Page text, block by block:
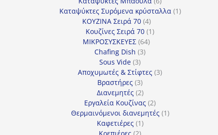
προϊόντα
Καταψύκτες Συρόμενα κρύσταλλα 11
ΚΟΥΖΙΝΑ Σειρά 70 44
προϊόντα
Κουζίνες Σειρά 70 11
ΜΙΚΡΟΣΥΣΚΕΥΕΣ 6464
Chafing Dish 33
Sous Vide 33
προϊόντα
Αποχυμωτές & Στίφτες 33
Βραστήρες 33
προϊόντα
Διανεμητές 22
προϊόντα
Εργαλεία Κουζίνας 22
προϊόντα
Θερμαινόμενοι διανεμητές 11
Καφετιέρες 11
προϊόν
Κρεπιέρες 22